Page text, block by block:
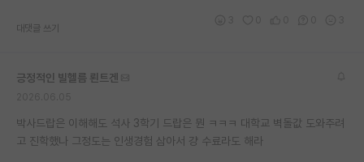
대댓글 쓰기
긍정적인 빌헬름 뢴트겐
박사드랍은 이해해도 석사 3학기 드랍은 뭔 ㅋㅋㅋ 대학교 벽돌값 도와주려
고 진학했나 그정도는 인생경험 삼아서 걍 수료라도 해라